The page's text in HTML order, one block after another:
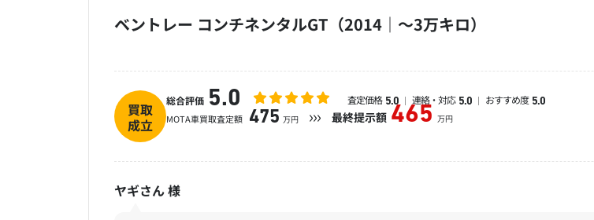
ベントレー コンチネンタルGT（2014｜～3万キロ）
買取
成立
総合評価 5.0 査定価格 5.0 連絡・対応 5.0 おすすめ度 5.0
MOTA車買取査定額 475 万円 最終提示額 465 万円
ヤギさん様